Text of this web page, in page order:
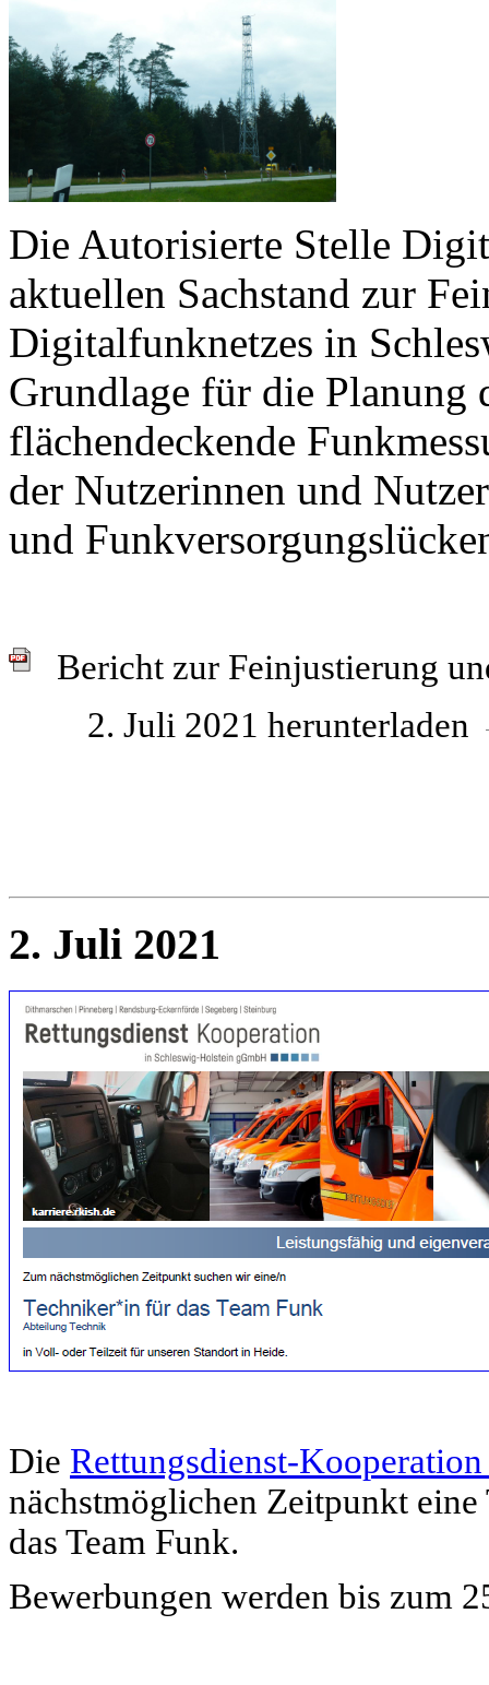
Die Autorisierte Stelle
aktuellen Sachstand zur
Digitalfunknetzes in
Grundlage für die Planung
flächendeckende
der Nutzerinnen und
und
Bericht zur Feinjustierung
2. Juli 2021 herunterladen
2. Juli 2021
Die Rettungsdienst-
nächstmöglichen Zeitpunkt
das Team Funk.
Bewerbungen werden bis zum